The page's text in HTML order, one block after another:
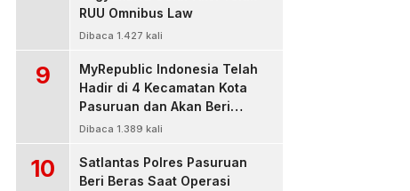
RUU Omnibus Law
Dibaca 1.427 kali
9
MyRepublic Indonesia Telah
Hadir di 4 Kecamatan Kota
Pasuruan dan Akan Beri
Pelayanan Terbaik Untuk
Dibaca 1.389 kali
10
Satlantas Polres Pasuruan
Beri Beras Saat Operasi